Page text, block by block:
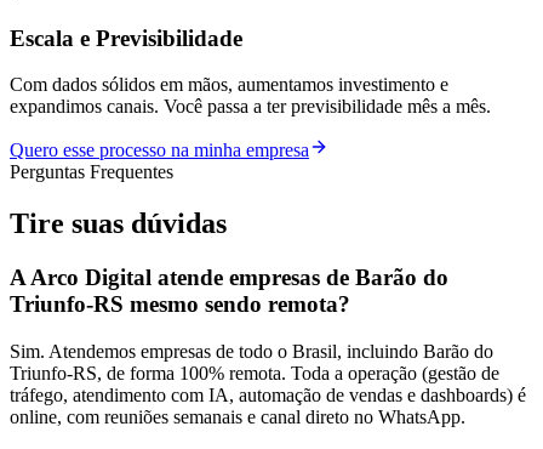
Escala e Previsibilidade
Com dados sólidos em mãos, aumentamos investimento e
expandimos canais. Você passa a ter previsibilidade mês a mês.
Quero esse processo na minha empresa
Perguntas Frequentes
Tire suas dúvidas
A Arco Digital atende empresas de Barão do
Triunfo-RS mesmo sendo remota?
Sim. Atendemos empresas de todo o Brasil, incluindo Barão do
Triunfo-RS, de forma 100% remota. Toda a operação (gestão de
tráfego, atendimento com IA, automação de vendas e dashboards) é
online, com reuniões semanais e canal direto no WhatsApp.